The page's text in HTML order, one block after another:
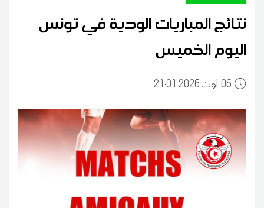
نتائج المباريات الودية في تونس
اليوم الخميس
0621:01 2026 أوت